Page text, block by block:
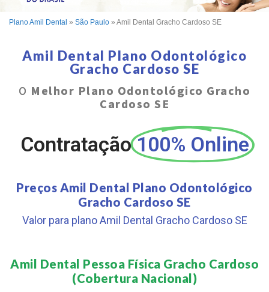
Plano Amil Dental » São Paulo » Amil Dental Gracho Cardoso SE
Amil Dental Plano Odontológico
Gracho Cardoso SE
O Melhor Plano Odontológico Gracho
Cardoso SE
Contratação 100% Online
Preços Amil Dental Plano Odontológico
Gracho Cardoso SE
Valor para plano Amil Dental Gracho Cardoso SE
Amil Dental Pessoa Física Gracho Cardoso
(Cobertura Nacional)​